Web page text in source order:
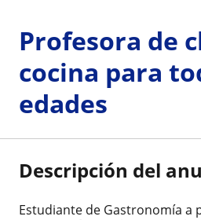
Profesora de
cocina para
edades
Descripción del
Estudiante de Gastronomía a